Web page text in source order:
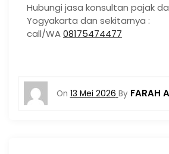
Hubungi jasa konsultan pajak
Yogyakarta dan sekitarnya :
call/WA08175474477
On 13 Mei 2026 By FARAH